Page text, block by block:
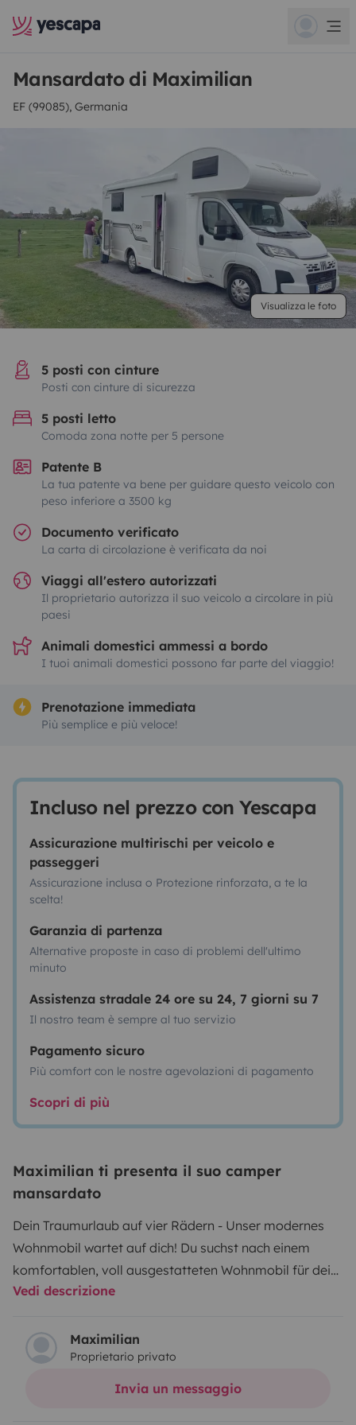
Mansardato di Maximilian
EF (99085), Germania
Visualizza le foto
5 posti con cinture
Posti con cinture di sicurezza
5 posti letto
Comoda zona notte per 5 persone
Patente B
La tua patente va bene per guidare questo veicolo con
peso inferiore a 3500 kg
Documento verificato
La carta di circolazione è verificata da noi
Viaggi all'estero autorizzati
Il proprietario autorizza il suo veicolo a circolare in più
paesi
Animali domestici ammessi a bordo
I tuoi animali domestici possono far parte del viaggio!
Prenotazione immediata
Più semplice e più veloce!
Incluso nel prezzo con Yescapa
Assicurazione multirischi per veicolo e
passeggeri
Assicurazione inclusa o Protezione rinforzata, a te la
scelta!
Garanzia di partenza
Alternative proposte in caso di problemi dell'ultimo
minuto
Assistenza stradale 24 ore su 24, 7 giorni su 7
Il nostro team è sempre al tuo servizio
Pagamento sicuro
Più comfort con le nostre agevolazioni di pagamento
Scopri di più
Maximilian ti presenta il suo camper
mansardato
Dein Traumurlaub auf vier Rädern - Unser modernes
Wohnmobil wartet auf dich! Du suchst nach einem
komfortablen, voll ausgestatteten Wohnmobil für dein
nächstes Abendteuer?
der Familie, Freunden oder als Paar unterwegs bist -
dieses Wohnmobil bietet dir alles, was du für eine
unvergessliche Reise brauchst.
Highlights unseres
Vedi descrizione
Maximilian
Proprietario privato
Invia un messaggio